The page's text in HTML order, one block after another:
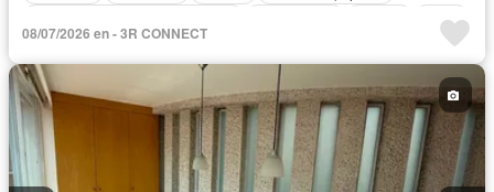
Agua
Cuarto de Limpieza
Completamente amueblado
08/07/2026 en - 3R CONNECT